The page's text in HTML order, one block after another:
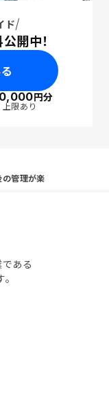
ド
開中！
円分
限あり
の管理が楽
ある